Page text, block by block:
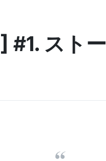
スト